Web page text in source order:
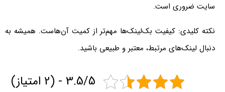
سایت ضروری است.
نکته کلیدی: کیفیت بک‌لینک‌ها مهم‌تر از کمیت آن‌هاست. همیشه به
دنبال لینک‌های مرتبط، معتبر و طبیعی باشید.
3.5/5 - (2 امتیاز)